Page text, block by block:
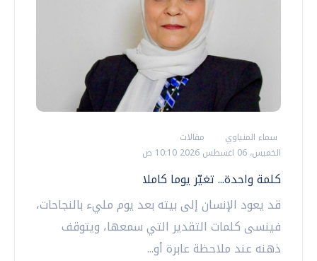
سماء المنياوي
مقالات
الخميس، 06 اغسطس 2026 10:10 ص
كلمة واحدة... تغيّر يوما كاملا
قد يعود الإنسان إلى بيته بعد يوم مليء بالنجاحات،
فينسى كلمات التقدير التي سمعها، ويتوقف
ذهنه عند ملاحظة عابرة أو...